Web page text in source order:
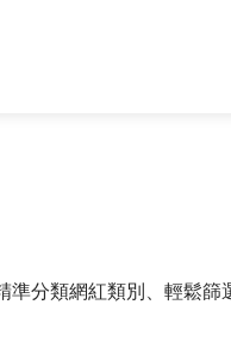
分類網紅類別、輕鬆篩